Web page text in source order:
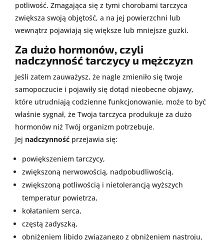
potliwość. Zmagająca się z tymi chorobami tarczyca
zwiększa swoją objętość, a na jej powierzchni lub
wewnątrz pojawiają się większe lub mniejsze guzki.
Za dużo hormonów, czyli
nadczynność tarczycy u mężczyzn
Jeśli zatem zauważysz, że nagle zmieniło się twoje
samopoczucie i pojawiły się dotąd nieobecne objawy,
które utrudniają codzienne funkcjonowanie, może to być
właśnie sygnał, że Twoja tarczyca produkuje za dużo
hormonów niż Twój organizm potrzebuje.
Jej nadczynność przejawia się:
powiększeniem tarczycy,
zwiększoną nerwowością, nadpobudliwością,
zwiększoną potliwością i nietolerancją wyższych
temperatur powietrza,
kołataniem serca,
częstą zadyszką,
obniżeniem libido związanego z obniżeniem nastroju,